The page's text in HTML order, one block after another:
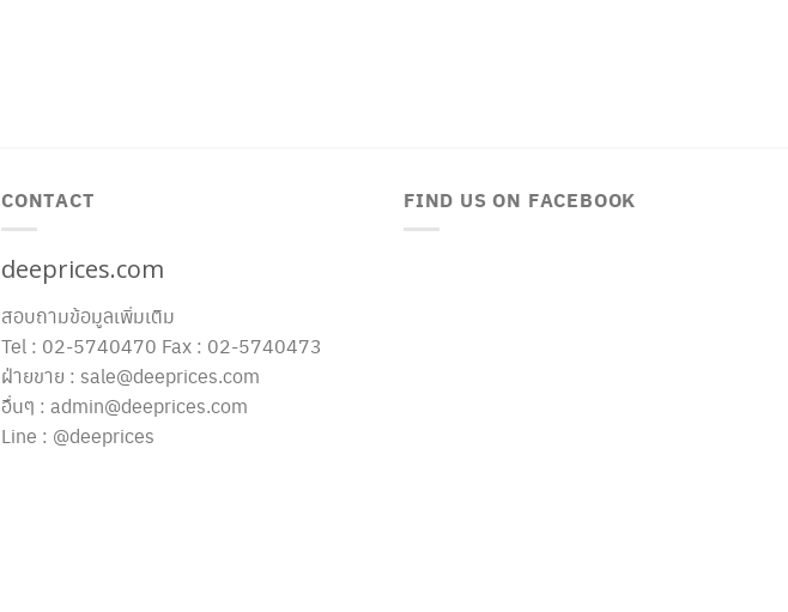
CONTACT
deeprices.com
สอบถามข้อมูลเพิ่มเติม
Tel : 02-5740470 Fax : 02-5740473
ฝ่ายขาย : sale@deeprices.com
อื่นๆ : admin@deeprices.com
Line : @deeprices
FIND US ON FACEBOOK